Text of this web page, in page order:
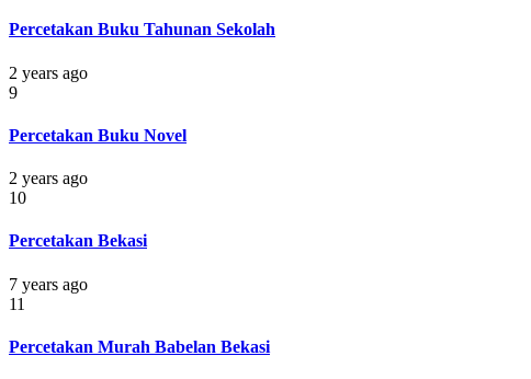
Percetakan Buku Tahunan Sekolah
2 years ago
9
Percetakan Buku Novel
2 years ago
10
Percetakan Bekasi
7 years ago
11
Percetakan Murah Babelan Bekasi